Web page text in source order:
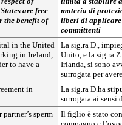
are free
the benefit of
materia di
liberi di
committenti
in the United
in Ireland,
to have a
La sig.ra D.,
Unito, e la sig.ra
Irlanda, si sono
surrogata per
in
La sig.ra D.ha
surrogata ai
sperm
Il figlio è stato